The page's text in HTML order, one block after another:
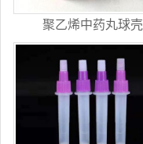
聚乙烯中药丸球壳